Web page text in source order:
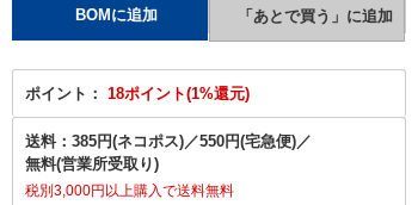
ポイント： 18ポイント(1%還元)
送料： 385円(ネコポス)／550円(宅急便)／
無料(営業所受取り)
税別3,000円以上購入で送料無料